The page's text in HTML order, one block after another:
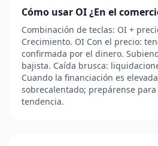
Cómo usar OI ¿En el
Combinación de teclas: OI +
Crecimiento. OI Con el precio:
confirmada por el dinero.
bajista. Caída brusca:
Cuando la financiación es
sobrecalentado; prepárense
tendencia.